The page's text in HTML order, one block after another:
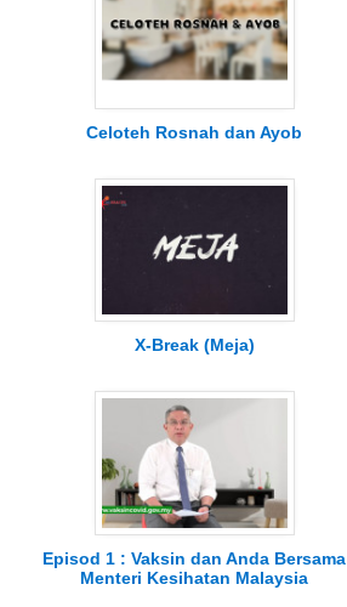
Celoteh Rosnah dan Ayob
X-Break (Meja)
Episod 1 : Vaksin dan Anda Bersama
Menteri Kesihatan Malaysia